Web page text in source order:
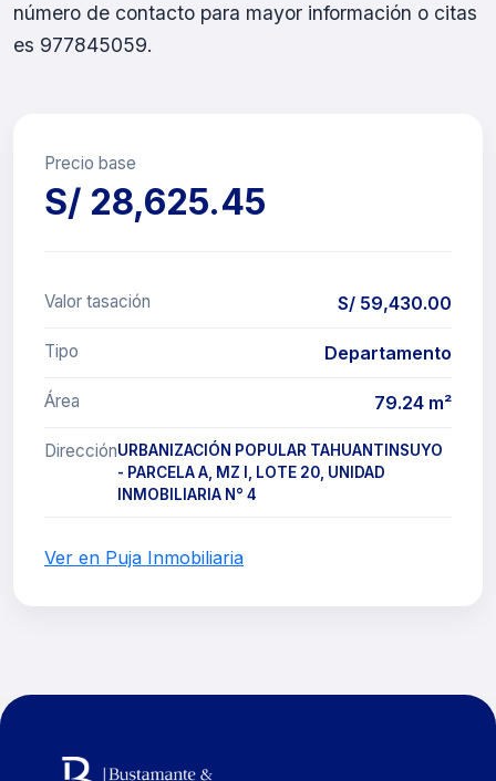
número de contacto para mayor información o citas
es 977845059.
Precio base
S/ 28,625.45
Valor tasación S/ 59,430.00
Tipo Departamento
Área 79.24 m²
DirecciónURBANIZACIÓN POPULAR TAHUANTINSUYO
- PARCELA A, MZ I, LOTE 20, UNIDAD
INMOBILIARIA N° 4
Ver en Puja Inmobiliaria